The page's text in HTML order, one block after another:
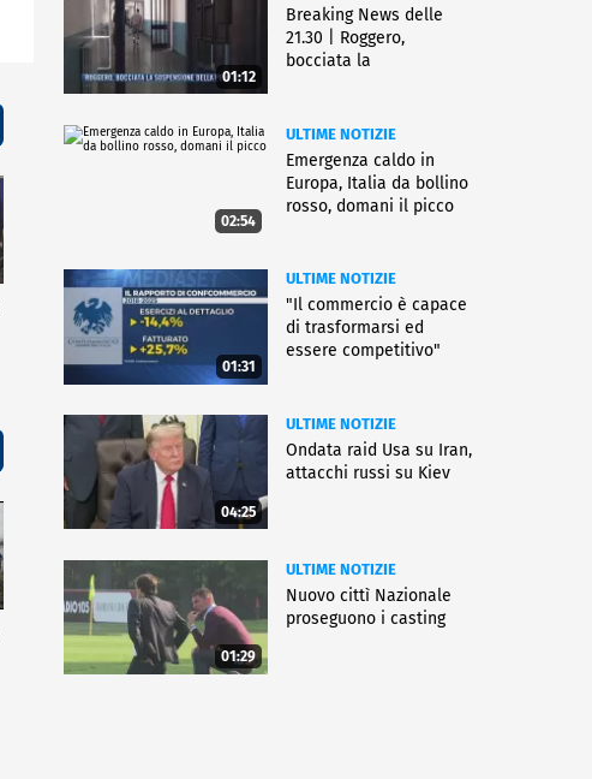
01:12
Breaking News delle
21.30 | Roggero,
bocciata la
02:54
ULTIME NOTIZIE
Emergenza caldo in
Europa, Italia da bollino
rosso, domani il picco
01:31
ULTIME NOTIZIE
"Il commercio è capace
di trasformarsi ed
essere competitivo"
04:25
ULTIME NOTIZIE
Ondata raid Usa su Iran,
attacchi russi su Kiev
01:29
ULTIME NOTIZIE
Nuovo cittì Nazionale
proseguono i casting